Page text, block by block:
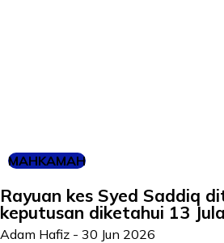
MAHKAMAH
Rayuan kes Syed Saddiq
keputusan diketahui 13
Adam Hafiz - 30 Jun 2026